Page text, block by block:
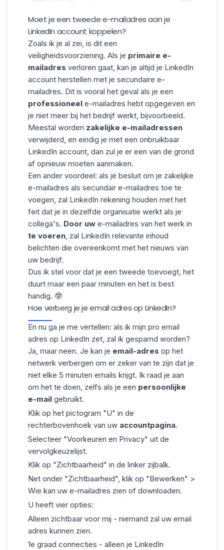
Moet je een tweede e-mailadres aan je
LinkedIn account koppelen?
Zoals ik je al zei, is dit een
veiligheidsvoorziening. Als je primaire e-
mailadres verloren gaat, kan je altijd je LinkedIn
account herstellen met je secundaire e-
mailadres. Dit is vooral het geval als je een
professioneel e-mailadres hebt opgegeven en
je niet meer bij het bedrijf werkt, bijvoorbeeld.
Meestal worden zakelijke e-mailadressen
verwijderd, en eindig je met een onbruikbaar
LinkedIn account, dan zul je er een van de grond
af opnieuw moeten aanmaken.
Een ander voordeel: als je besluit om je zakelijke
e-mailadres als secundair e-mailadres toe te
voegen, zal LinkedIn rekening houden met het
feit dat je in dezelfde organisatie werkt als je
collega's. Door uw e-mailadres van het werk in
te voeren, zal LinkedIn relevante inhoud
belichten die overeenkomt met het nieuws van
uw bedrijf.
Dus ik stel voor dat je een tweede toevoegt, het
duurt maar een paar minuten en het is best
handig. 🤓
Hoe verberg je je email adres op LinkedIn?
En nu ga je me vertellen: als ik mijn pro email
adres op LinkedIn zet, zal ik gespamd worden?
Ja, maar neen. Je kan je email-adres op het
netwerk verbergen om er zeker van te zijn dat je
niet elke 5 minuten emails krijgt. Ik raad je aan
om het te doen, zelfs als je een persoonlijke
e-mail gebruikt.
Klik op het pictogram "U" in de
rechterbovenhoek van uw accountpagina.
Selecteer "Voorkeuren en Privacy" uit de
vervolgkeuzelijst.
Klik op "Zichtbaarheid" in de linker zijbalk.
Net onder "Zichtbaarheid", klik op "Bewerken" >
Wie kan uw e-mailadres zien of downloaden.
U heeft vier opties:
Alleen zichtbaar voor mij - niemand zal uw email
adres kunnen zien.
1e graad connecties - alleen je LinkedIn